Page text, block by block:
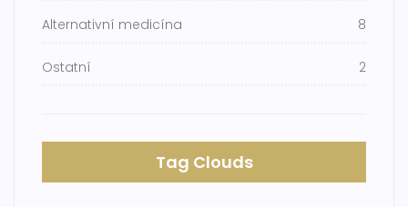
Alternativní medicína 8
Ostatní 2
Tag Clouds